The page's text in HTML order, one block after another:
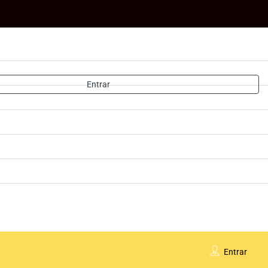
Entrar
Entrar